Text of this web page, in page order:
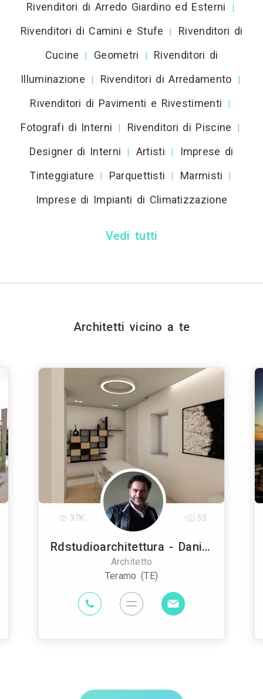
Rivenditori di Arredo Giardino ed Esterni |
Rivenditori di Camini e Stufe |
Rivenditori di
Cucine
| Geometri |
Rivenditori di
Illuminazione
| Rivenditori di Arredamento |
Rivenditori di Pavimenti e Rivestimenti |
Fotografi di Interni | Rivenditori di Piscine |
Designer di Interni | Artisti |
Imprese di
Tinteggiature
| Parquettisti | Marmisti |
Imprese di Impianti di Climatizzazione
Vedi tutti
Architetti vicino a te
Rdstudioarchitettura - Daniele Russo
Architetto
Teramo (TE)
37K 53